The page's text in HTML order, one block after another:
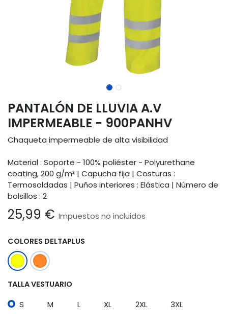
PANTALÓN DE LLUVIA A.V
IMPERMEABLE - 900PANHV
Chaqueta impermeable de alta visibilidad
Material : Soporte - 100% poliéster - Polyurethane
coating, 200 g/m² | Capucha fija | Costuras :
Termosoldadas | Puños interiores : Elástica | Número de
bolsillos : 2
25,99 € Impuestos no incluidos
COLORES DELTAPLUS
TALLA VESTUARIO
S M L XL 2XL 3XL